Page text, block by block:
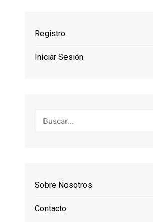
Registro
Iniciar Sesión
Sobre Nosotros
Contacto